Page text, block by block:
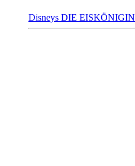
Disneys DIE EISKÖNIGIN